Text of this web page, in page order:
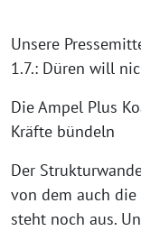
Unsere
1.7.: Düren will
Die Ampel Plus
Kräfte bündeln
Der
von dem auch
steht noch aus.